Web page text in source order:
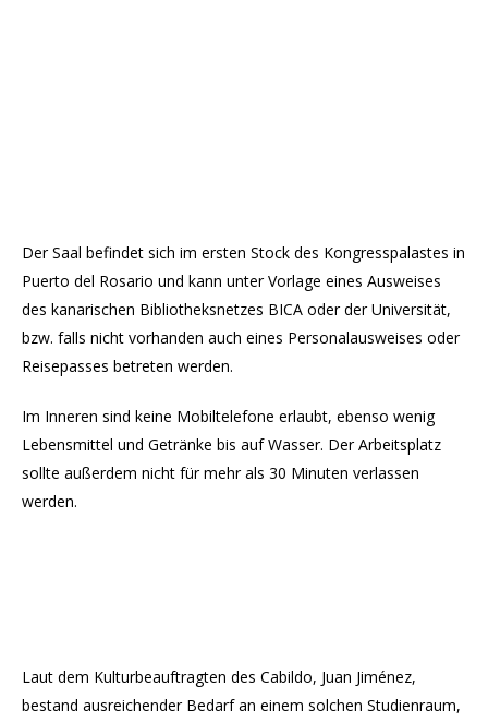
Der Saal befindet sich im ersten Stock des Kongresspalastes in
Puerto del Rosario und kann unter Vorlage eines Ausweises
des kanarischen Bibliotheksnetzes BICA oder der Universität,
bzw. falls nicht vorhanden auch eines Personalausweises oder
Reisepasses betreten werden.
Im Inneren sind keine Mobiltelefone erlaubt, ebenso wenig
Lebensmittel und Getränke bis auf Wasser. Der Arbeitsplatz
sollte außerdem nicht für mehr als 30 Minuten verlassen
werden.
Laut dem Kulturbeauftragten des Cabildo, Juan Jiménez,
bestand ausreichender Bedarf an einem solchen Studienraum,